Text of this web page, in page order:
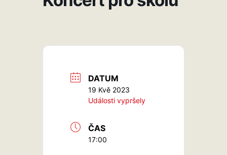
DATUM
19 Kvě 2023
Události vypršely
ČAS
17:00